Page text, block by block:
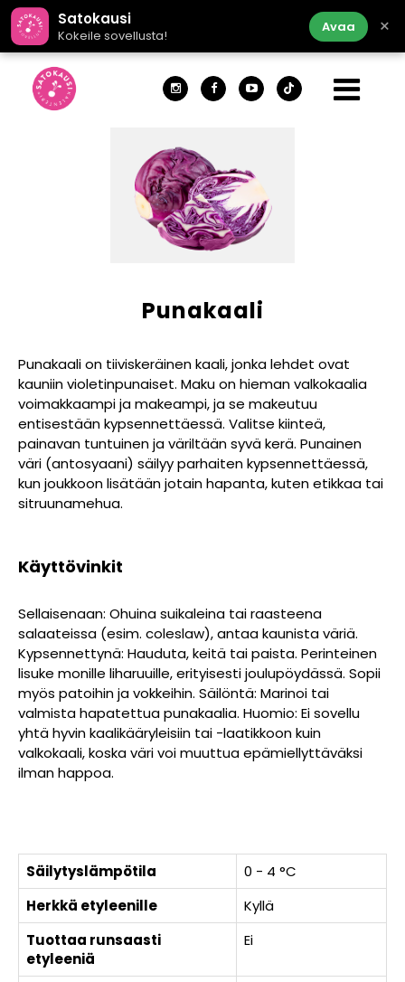
Satokausi
Kokeile sovellusta!
Avaa ×
Punakaali
Punakaali on tiiviskeräinen kaali, jonka lehdet ovat
kauniin violetinpunaiset. Maku on hieman valkokaalia
voimakkaampi ja makeampi, ja se makeutuu
entisestään kypsennettäessä. Valitse kiinteä,
painavan tuntuinen ja väriltään syvä kerä. Punainen
väri (antosyaani) säilyy parhaiten kypsennettäessä,
kun joukkoon lisätään jotain hapanta, kuten etikkaa tai
sitruunamehua.
Käyttövinkit
Sellaisenaan: Ohuina suikaleina tai raasteena
salaateissa (esim. coleslaw), antaa kaunista väriä.
Kypsennettynä: Hauduta, keitä tai paista. Perinteinen
lisuke monille liharuuille, erityisesti joulupöydässä. Sopii
myös patoihin ja vokkeihin. Säilöntä: Marinoi tai
valmista hapatettua punakaalia. Huomio: Ei sovellu
yhtä hyvin kaalikääryleisiin tai -laatikkoon kuin
valkokaali, koska väri voi muuttua epämiellyttäväksi
ilman happoa.
Säilytyslämpötila
0 - 4 °C
Herkkä etyleenille
Kyllä
Tuottaa runsaasti
etyleeniä
Ei